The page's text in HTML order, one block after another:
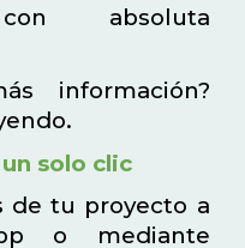
absoluta
información?
solo clic
de tu proyecto a
o mediante